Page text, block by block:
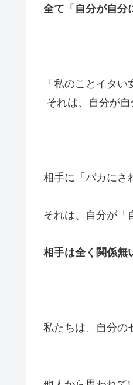
全て「自分が自分
「私のことイタ
それは、自分が
相手に「バカにさ
それは、自分が「
相手は全く関係無
私たちは、自分の